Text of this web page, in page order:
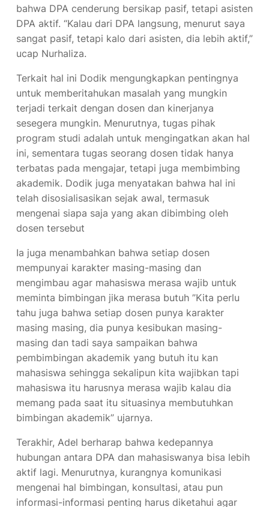
bahwa DPA cenderung bersikap pasif, tetapi asisten
DPA aktif. “Kalau dari DPA langsung, menurut saya
sangat pasif, tetapi kalo dari asisten, dia lebih aktif,”
ucap Nurhaliza.
Terkait hal ini Dodik mengungkapkan pentingnya
untuk memberitahukan masalah yang mungkin
terjadi terkait dengan dosen dan kinerjanya
sesegera mungkin. Menurutnya, tugas pihak
program studi adalah untuk mengingatkan akan hal
ini, sementara tugas seorang dosen tidak hanya
terbatas pada mengajar, tetapi juga membimbing
akademik. Dodik juga menyatakan bahwa hal ini
telah disosialisasikan sejak awal, termasuk
mengenai siapa saja yang akan dibimbing oleh
dosen tersebut
Ia juga menambahkan bahwa setiap dosen
mempunyai karakter masing-masing dan
mengimbau agar mahasiswa merasa wajib untuk
meminta bimbingan jika merasa butuh ”Kita perlu
tahu juga bahwa setiap dosen punya karakter
masing masing, dia punya kesibukan masing-
masing dan tadi saya sampaikan bahwa
pembimbingan akademik yang butuh itu kan
mahasiswa sehingga sekalipun kita wajibkan tapi
mahasiswa itu harusnya merasa wajib kalau dia
memang pada saat itu situasinya membutuhkan
bimbingan akademik” ujarnya.
Terakhir, Adel berharap bahwa kedepannya
hubungan antara DPA dan mahasiswanya bisa lebih
aktif lagi. Menurutnya, kurangnya komunikasi
mengenai hal bimbingan, konsultasi, atau pun
informasi-informasi penting harus diketahui agar